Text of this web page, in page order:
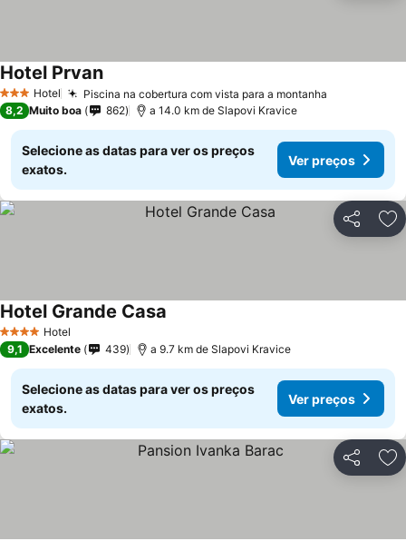
3 EstrelasHotel Piscina na cobertura com vista para a montanha
Hotel Prvan
8,2 Muito boa 862 a 14.0 km de Slapovi Kravice
Selecione as datas para ver os preços
exatos.
Ver preços
Partilhar
4 EstrelasHotel
Hotel Grande Casa
9,1 Excelente 439 a 9.7 km de Slapovi Kravice
Selecione as datas para ver os preços
exatos.
Ver preços
Partilhar